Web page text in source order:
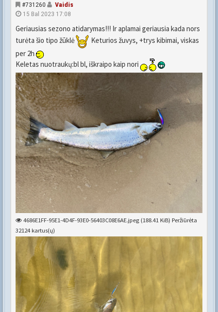
#731260
Vaidis
15 Bal 2023 17:08
Geriausias sezono atidarymas!!! Ir aplamai geriausia kada nors
turėta šio tipo žūklė
Keturios žuvys, +trys kibimai, viskas
per 2h
Keletas nuotraukų:bl bl, iškraipo kaip nori
4686E1FF-95E1-4D4F-93E0-56403C08E6AE.jpeg (188.41 KiB) Peržiūrėta
32124 kartus(ų)